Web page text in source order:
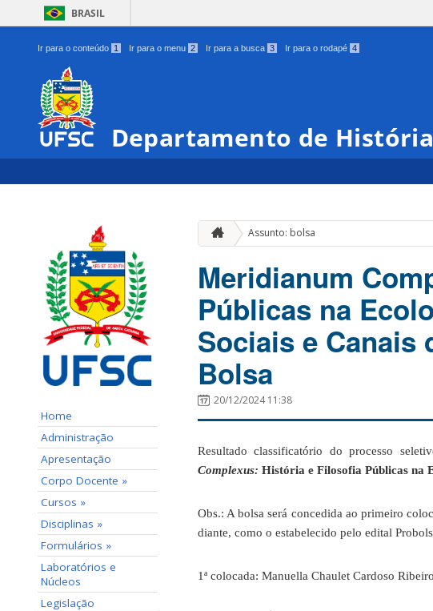
BRASIL
Ir para o conteúdo 1 Ir para o menu 2 Ir para a busca 3 Ir para o rodapé 4
Departamento de História
Home
Administração
Apresentação
Corpo Docente »
Cursos »
Disciplinas »
Formulários »
Laboratórios e
Núcleos
Legislação
Assunto: bolsa
Meridianum
Públicas na
Sociais e Canais
Bolsa
20/12/2024 11:38
Resultado classificatório do processo
Complexus: História e Filosofia Públicas na
Obs.: A bolsa será concedida ao primeiro
diante, como o estabelecido pelo edital
1ª colocada: Manuella Chaulet Cardoso Ribeiro